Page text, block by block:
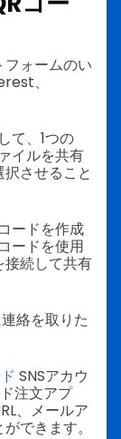
ォームのい
、
て、1つの
イルを共有
させること
ードを作成
ードを使用
接続して共有
絡を取りた
SNSアカウ
注文アプ
、メールア
できます。